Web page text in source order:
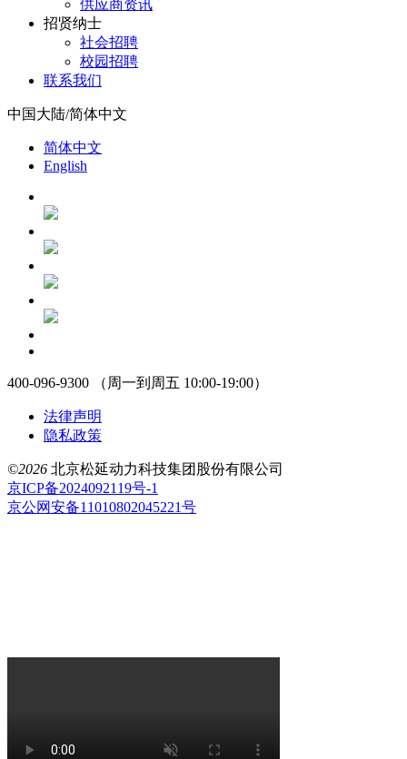
供应商资讯
招贤纳士
社会招聘
校园招聘
联系我们
中国大陆/简体中文
简体中文
English
400-096-9300 （周一到周五 10:00-19:00）
法律声明
隐私政策
©2026 北京松延动力科技集团股份有限公司
京ICP备2024092119号-1
京公网安备11010802045221号